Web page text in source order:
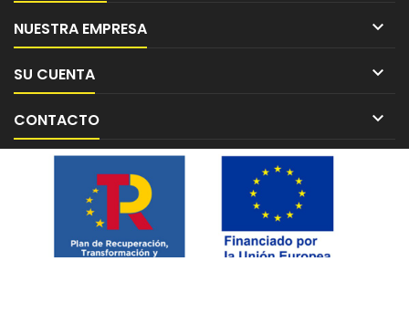
NUESTRA EMPRESA 
SU CUENTA 
CONTACTO 